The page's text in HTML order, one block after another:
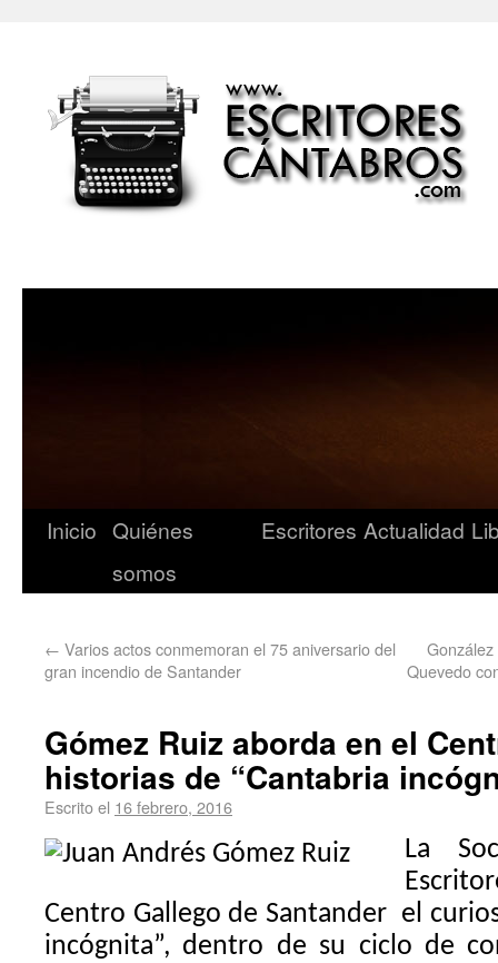
Inicio Quiénes
somos
Escritores Actualidad
← Varios actos conmemoran el 75 aniversario del
gran incendio de Santander
Quevedo
Gómez Ruiz aborda en el
historias de “Cantabria
Escrito el 16 febrero, 2016
La
Centro Gallego de Santander el
incógnita”, dentro de su ciclo de